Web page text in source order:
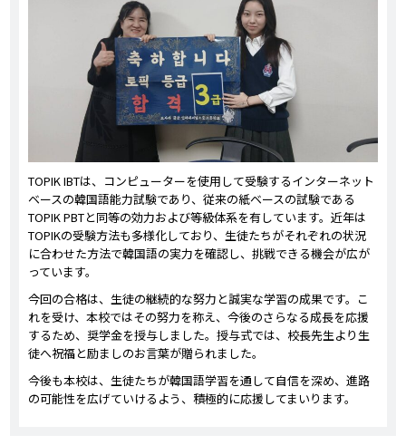
TOPIK IBTは、コンピューターを使用して受験するインターネット
ベースの韓国語能力試験であり、従来の紙ベースの試験である
TOPIK PBTと同等の効力および等級体系を有しています。近年は
TOPIKの受験方法も多様化しており、生徒たちがそれぞれの状況
に合わせた方法で韓国語の実力を確認し、挑戦できる機会が広が
っています。
今回の合格は、生徒の継続的な努力と誠実な学習の成果です。こ
れを受け、本校ではその努力を称え、今後のさらなる成長を応援
するため、奨学金を授与しました。授与式では、校長先生より生
徒へ祝福と励ましのお言葉が贈られました。
今後も本校は、生徒たちが韓国語学習を通して自信を深め、進路
の可能性を広げていけるよう、積極的に応援してまいります。